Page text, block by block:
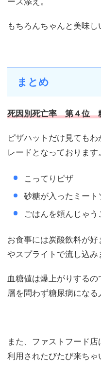
もちろんちゃんと美味し
まとめ
死因別死亡率 第４位
ピザハットだけ見ても
レードとなっております。
こってりピザ
砂糖が入ったミート
ごはんを頼んじゃう
お食事には炭酸飲料が
やスプライトで流し込み
血糖値は爆上がりする
層を問わず糖尿病になる
また、ファストフード
利用されたびたび来ちゃ